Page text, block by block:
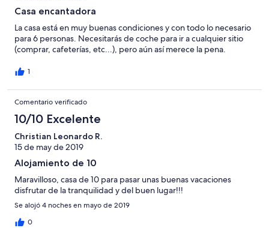
Casa encantadora
La casa está en muy buenas condiciones y con todo lo necesario
para 6 personas. Necesitarás de coche para ir a cualquier sitio
(comprar, cafeterías, etc...), pero aún así merece la pena.
1
Comentario verificado
10/10 Excelente
Christian Leonardo R.
15 de may de 2019
Alojamiento de 10
Maravilloso, casa de 10 para pasar unas buenas vacaciones
disfrutar de la tranquilidad y del buen lugar!!!
Se alojó 4 noches en mayo de 2019
0